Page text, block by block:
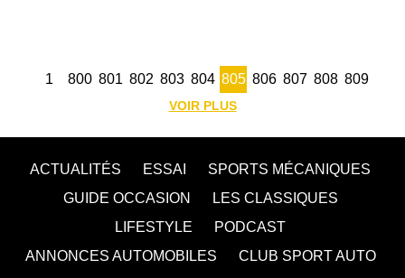
1 800 801 802 803 804 805 806 807 808 809
VOIR PLUS
ACTUALITÉS ESSAI
SPORTS MÉCANIQUES
GUIDE OCCASION
LES CLASSIQUES
LIFESTYLE
PODCAST
ANNONCES AUTOMOBILES
CLUB SPORT AUTO